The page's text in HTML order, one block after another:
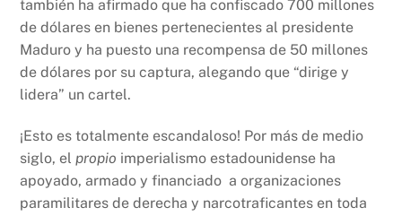
también ha afirmado que ha confiscado 700 millones
de dólares en bienes pertenecientes al presidente
Maduro y ha puesto una recompensa de 50 millones
de dólares por su captura, alegando que “dirige y
lidera” un cartel.
¡Esto es totalmente escandaloso! Por más de medio
siglo, elpropio imperialismo estadounidense ha
apoyado, armado y financiado a organizaciones
paramilitares de derecha y narcotraficantes en toda